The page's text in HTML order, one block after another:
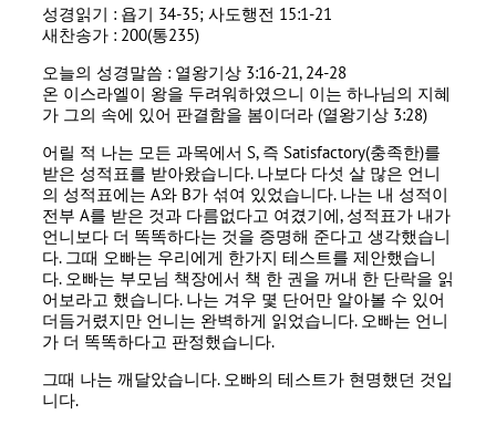
성경읽기 : 욥기 34-35; 사도행전 15:1-21
새찬송가 : 200(통235)
오늘의 성경말씀 : 열왕기상 3:16-21, 24-28
온 이스라엘이 왕을 두려워하였으니 이는 하나님의 지혜
가 그의 속에 있어 판결함을 봄이더라 (열왕기상 3:28)
어릴 적 나는 모든 과목에서 S, 즉 Satisfactory(충족한)를
받은 성적표를 받아왔습니다. 나보다 다섯 살 많은 언니
의 성적표에는 A와 B가 섞여 있었습니다. 나는 내 성적이
전부 A를 받은 것과 다름없다고 여겼기에, 성적표가 내가
언니보다 더 똑똑하다는 것을 증명해 준다고 생각했습니
다. 그때 오빠는 우리에게 한가지 테스트를 제안했습니
다. 오빠는 부모님 책장에서 책 한 권을 꺼내 한 단락을 읽
어보라고 했습니다. 나는 겨우 몇 단어만 알아볼 수 있어
더듬거렸지만 언니는 완벽하게 읽었습니다. 오빠는 언니
가 더 똑똑하다고 판정했습니다.
그때 나는 깨달았습니다. 오빠의 테스트가 현명했던 것입
니다.